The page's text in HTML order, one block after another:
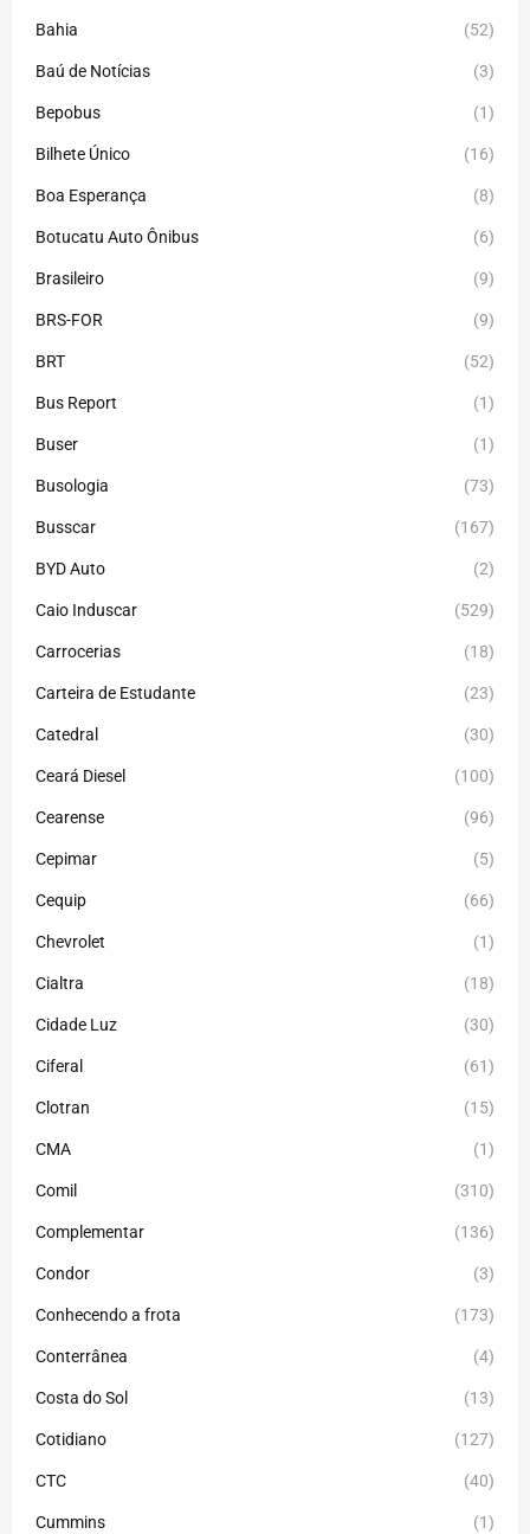
Bahia (52)
Baú de Notícias (3)
Bepobus (1)
Bilhete Único (16)
Boa Esperança (8)
Botucatu Auto Ônibus (6)
Brasileiro (9)
BRS-FOR (9)
BRT (52)
Bus Report (1)
Buser (1)
Busologia (73)
Busscar (167)
BYD Auto (2)
Caio Induscar (529)
Carrocerias (18)
Carteira de Estudante (23)
Catedral (30)
Ceará Diesel (100)
Cearense (96)
Cepimar (5)
Cequip (66)
Chevrolet (1)
Cialtra (18)
Cidade Luz (30)
Ciferal (61)
Clotran (15)
CMA (1)
Comil (310)
Complementar (136)
Condor (3)
Conhecendo a frota (173)
Conterrânea (4)
Costa do Sol (13)
Cotidiano (127)
CTC (40)
Cummins (1)